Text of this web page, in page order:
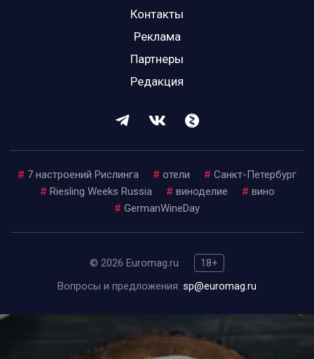
Контакты
Реклама
Партнеры
Редакция
# 7 настроений Рислинга # отели # Санкт-Петербург
# Riesling Weeks Russia # виноделие # вино
# GermanWineDay
© 2026 Euromag.ru
18+
Вопросы и предложения: sp@euromag.ru